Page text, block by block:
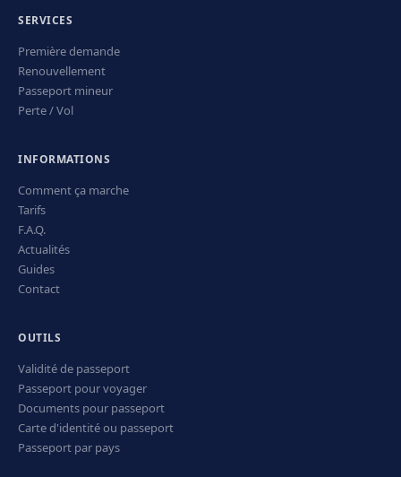
SERVICES
Première demande
Renouvellement
Passeport mineur
Perte / Vol
INFORMATIONS
Comment ça marche
Tarifs
F.A.Q.
Actualités
Guides
Contact
OUTILS
Validité de passeport
Passeport pour voyager
Documents pour passeport
Carte d'identité ou passeport
Passeport par pays